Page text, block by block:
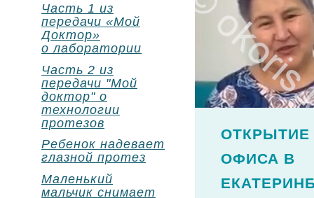
Часть 1 из
передачи «Мой
Доктор»
о лаборатории
Часть 2 из
передачи "Мой
доктор" о
технологии
протезов
Ребенок надевает
глазной протез
Маленький
мальчик снимает
ОТКРЫТИЕ
ОФИСА В